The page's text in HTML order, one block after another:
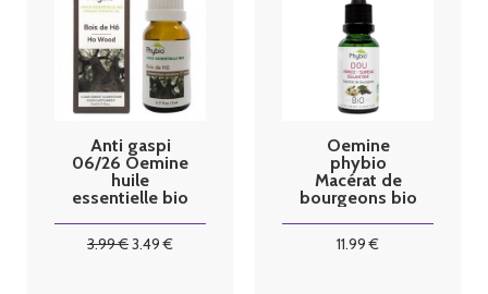
Anti gaspi
06/26 Oemine
huile
essentielle bio
3.99€3.49 €
Oemine
phybio
Macérat de
bourgeons bio
11.99 €